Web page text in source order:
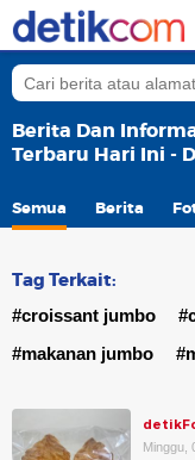
Berita Dan
Terbaru Hari Ini -
Semua Berita
Tag Terkait:
#croissant jumbo
#makanan jumbo
Minggu,